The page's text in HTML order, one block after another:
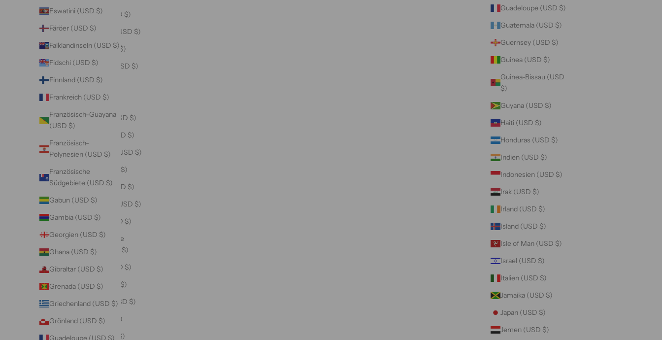
Guadeloupe (USD $)
Guatemala (USD $)
Guernsey (USD $)
Guinea (USD $)
Guinea-Bissau (USD
$)
Guyana (USD $)
Haiti (USD $)
Honduras (USD $)
Indien (USD $)
Indonesien (USD $)
Irak (USD $)
Irland (USD $)
Island (USD $)
Isle of Man (USD $)
Israel (USD $)
Italien (USD $)
Jamaika (USD $)
Japan (USD $)
Jemen (USD $)
Eswatini (USD $)
Färöer (USD $)
Falklandinseln (USD $)
Fidschi (USD $)
Finnland (USD $)
Frankreich (USD $)
Französisch-Guayana
(USD $)
Französisch-
Polynesien (USD $)
Französische
Südgebiete (USD $)
Gabun (USD $)
Gambia (USD $)
Georgien (USD $)
Ghana (USD $)
Gibraltar (USD $)
Grenada (USD $)
Griechenland (USD $)
Grönland (USD $)
Guadeloupe (USD $)
Bulgarien (USD $)
Burkina Faso (USD $)
Burundi (USD $)
Cabo Verde (USD $)
Chile (USD $)
China (USD $)
Cookinseln (USD $)
Costa Rica (USD $)
Côte d’Ivoire (USD $)
Curaçao (USD $)
Dänemark (USD $)
Deutschland (USD $)
Dominica (USD $)
Dominikanische
Republik (USD $)
Dschibuti (USD $)
Ecuador (USD $)
El Salvador (USD $)
Eritrea (USD $)
Estland (USD $)